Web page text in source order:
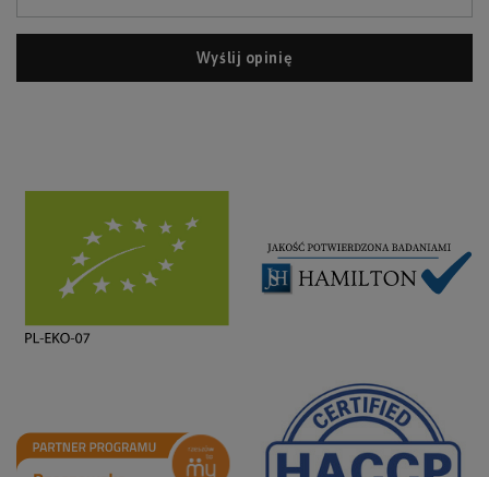
Wyślij opinię